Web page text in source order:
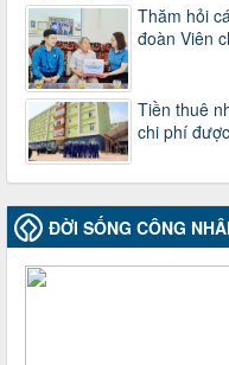
35/HD-TLĐ
Hướng dẫn thực hiện
công tác kiểm tra, giám
Thời gian đăng: 27/12/
lượt xem: 2072 | lượt
50/2024/QH/15
Luật Công đoàn 2024
lượt xem: 4221 | lượt
2010-CV/TU
Tăng cường công tác
Thăm hỏi
đoàn Viên
Tiền thuê
chi phí
ĐỜI SỐNG CÔNG